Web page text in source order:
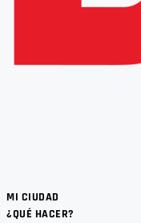
MI CIUDAD
¿QUÉ HACER?